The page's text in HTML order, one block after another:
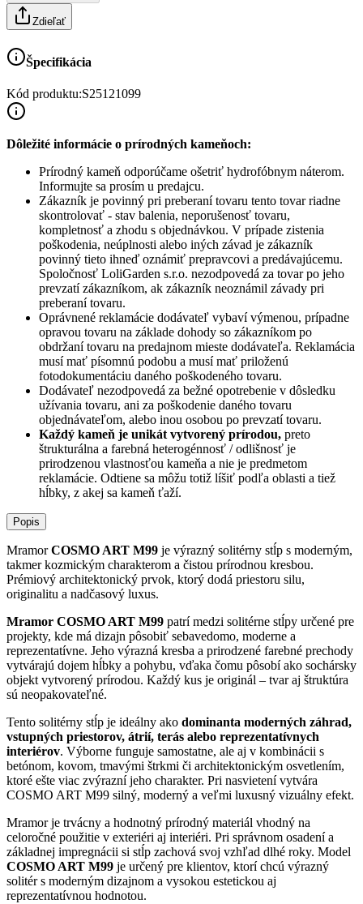
Zdieľať
Špecifikácia
Kód produktu:S25121099
Dôležité informácie o prírodných kameňoch:
Prírodný kameň odporúčame ošetriť hydrofóbnym náterom.
Informujte sa prosím u predajcu.
Zákazník je povinný pri preberaní tovaru tento tovar riadne
skontrolovať - stav balenia, neporušenosť tovaru,
kompletnosť a zhodu s objednávkou. V prípade zistenia
poškodenia, neúplnosti alebo iných závad je zákazník
povinný tieto ihneď oznámiť prepravcovi a predávajúcemu.
Spoločnosť LoliGarden s.r.o. nezodpovedá za tovar po jeho
prevzatí zákazníkom, ak zákazník neoznámil závady pri
preberaní tovaru.
Oprávnené reklamácie dodávateľ vybaví výmenou, prípadne
opravou tovaru na základe dohody so zákazníkom po
obdržaní tovaru na predajnom mieste dodávateľa. Reklamácia
musí mať písomnú podobu a musí mať priloženú
fotodokumentáciu daného poškodeného tovaru.
Dodávateľ nezodpovedá za bežné opotrebenie v dôsledku
užívania tovaru, ani za poškodenie daného tovaru
objednávateľom, alebo inou osobou po prevzatí tovaru.
Každý kameň je unikát vytvorený prírodou, preto
štrukturálna a farebná heterogénnosť / odlišnosť je
prirodzenou vlastnosťou kameňa a nie je predmetom
reklamácie. Odtiene sa môžu totiž líšiť podľa oblasti a tiež
hĺbky, z akej sa kameň ťaží.
Popis
MramorCOSMO ART M99 je výrazný solitérny stĺp s moderným,
takmer kozmickým charakterom a čistou prírodnou kresbou.
Prémiový architektonický prvok, ktorý dodá priestoru silu,
originalitu a nadčasový luxus.
Mramor COSMO ART M99 patrí medzi solitérne stĺpy určené pre
projekty, kde má dizajn pôsobiť sebavedomo, moderne a
reprezentatívne. Jeho výrazná kresba a prirodzené farebné prechody
vytvárajú dojem hĺbky a pohybu, vďaka čomu pôsobí ako sochársky
objekt vytvorený prírodou. Každý kus je originál – tvar aj štruktúra
sú neopakovateľné.
Tento solitérny stĺp je ideálny ako dominanta moderných záhrad,
vstupných priestorov, átrií, terás alebo reprezentatívnych
interiérov. Výborne funguje samostatne, ale aj v kombinácii s
betónom, kovom, tmavými štrkmi či architektonickým osvetlením,
ktoré ešte viac zvýrazní jeho charakter. Pri nasvietení vytvára
COSMO ART M99 silný, moderný a veľmi luxusný vizuálny efekt.
Mramor je trvácny a hodnotný prírodný materiál vhodný na
celoročné použitie v exteriéri aj interiéri. Pri správnom osadení a
základnej impregnácii si stĺp zachová svoj vzhľad dlhé roky. Model
COSMO ART M99 je určený pre klientov, ktorí chcú výrazný
solitér s moderným dizajnom a vysokou estetickou aj
reprezentatívnou hodnotou.